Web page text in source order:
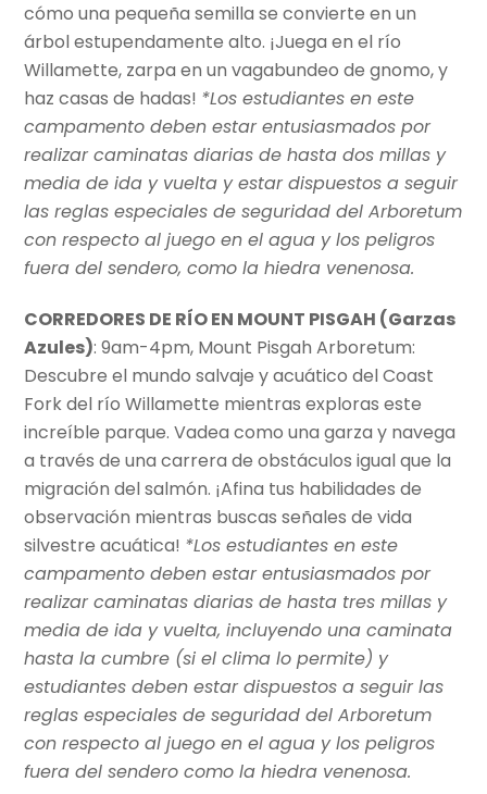
cómo una pequeña semilla se convierte en un
árbol estupendamente alto. ¡Juega en el río
Willamette, zarpa en un vagabundeo de gnomo, y
haz casas de hadas! *Los estudiantes en este
campamento deben estar entusiasmados por
realizar caminatas diarias de hasta dos millas y
media de ida y vuelta y estar dispuestos a seguir
las reglas especiales de seguridad del Arboretum
con respecto al juego en el agua y los peligros
fuera del sendero, como la hiedra venenosa.
CORREDORES DE RÍO EN MOUNT PISGAH (Garzas
Azules): 9am-4pm, Mount Pisgah Arboretum:
Descubre el mundo salvaje y acuático del Coast
Fork del río Willamette mientras exploras este
increíble parque. Vadea como una garza y ​​navega
a través de una carrera de obstáculos igual que la
migración del salmón. ¡Afina tus habilidades de
observación mientras buscas señales de vida
silvestre acuática! *Los estudiantes en este
campamento deben estar entusiasmados por
realizar caminatas diarias de hasta tres millas y
media de ida y vuelta, incluyendo una caminata
hasta la cumbre (si el clima lo permite) y
estudiantes deben estar dispuestos a seguir las
reglas especiales de seguridad del Arboretum
con respecto al juego en el agua y los peligros
fuera del sendero como la hiedra venenosa.